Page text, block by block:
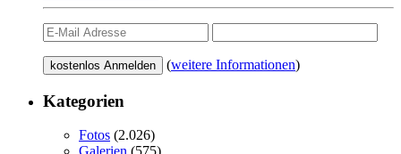
(weitere Informationen)
Kategorien
Fotos (2.026)